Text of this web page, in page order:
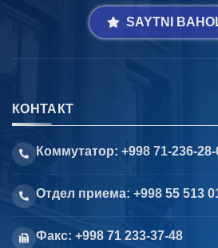
SAYTNI
КОНТАКТ
Коммутатор: +998 71-236-
Отдел приема: +998 55 513
Факс: +998 71 233-37-48